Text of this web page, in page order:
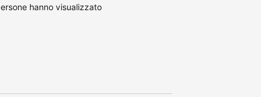
hanno visualizzato